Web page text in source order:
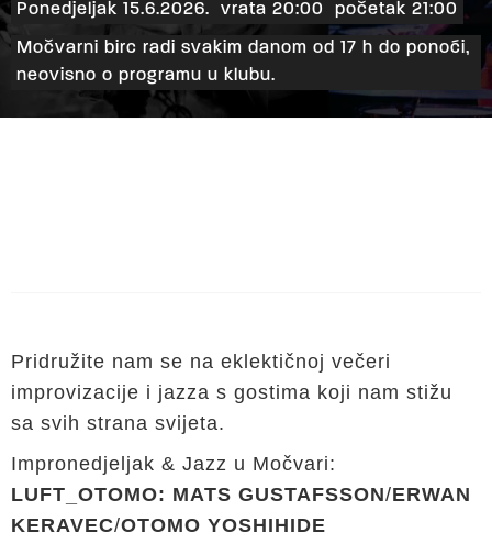
Ponedjeljak 15.6.2026. vrata 20:00 početak 21:00
Močvarni birc radi svakim danom od 17 h do ponoći,
neovisno o programu u klubu.
Pridružite nam se na eklektičnoj večeri
improvizacije i jazza s gostima koji nam stižu
sa svih strana svijeta.
Impronedjeljak & Jazz u Močvari:
LUFT_OTOMO: MATS GUSTAFSSON/ERWAN
KERAVEC/OTOMO YOSHIHIDE